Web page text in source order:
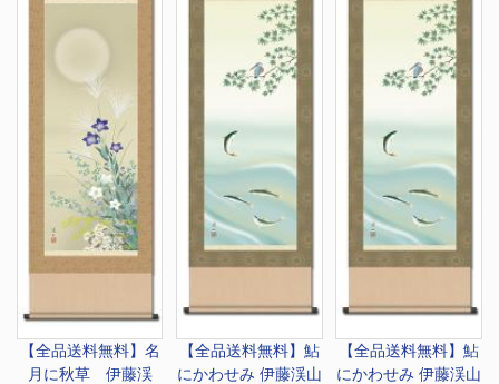
【全品送料無料】 名
月に秋草 伊藤渓
【全品送料無料】 鮎
にかわせみ 伊藤渓山
【全品送料無料】鮎
にかわせみ 伊藤渓山